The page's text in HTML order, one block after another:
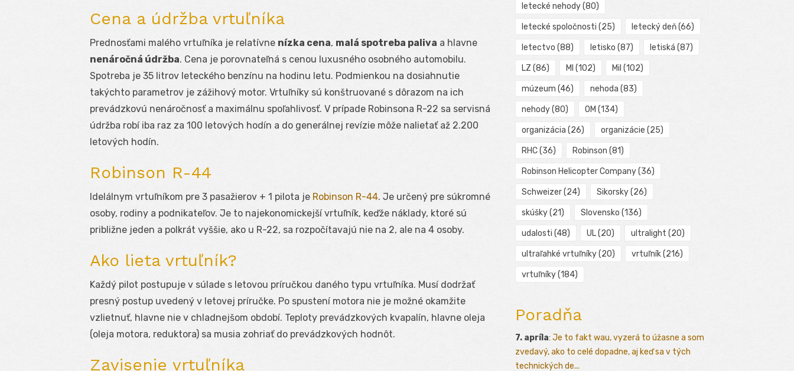
Cena a údržba vrtuľníka
Prednosťami malého vrtuľníka je relatívne nízka cena, malá spotreba paliva a hlavne
nenáročná údržba. Cena je porovnateľná s cenou luxusného osobného automobilu.
Spotreba je 35 litrov leteckého benzínu na hodinu letu. Podmienkou na dosiahnutie
takýchto parametrov je zážihový motor. Vrtuľníky sú konštruované s dôrazom na ich
prevádzkovú nenáročnosť a maximálnu spoľahlivosť. V prípade Robinsona R-22 sa servisná
údržba robí iba raz za 100 letových hodín a do generálnej revízie môže nalietať až 2.200
letových hodín.
Robinson R-44
Idelálnym vrtuľníkom pre 3 pasažierov + 1 pilota je Robinson R-44. Je určený pre súkromné
osoby, rodiny a podnikateľov. Je to najekonomickejší vrtuľník, keďže náklady, ktoré sú
približne jeden a polkrát vyššie, ako u R-22, sa rozpočítavajú nie na 2, ale na 4 osoby.
Ako lieta vrtuľník?
Každý pilot postupuje v súlade s letovou príručkou daného typu vrtuľníka. Musí dodržať
presný postup uvedený v letovej príručke. Po spustení motora nie je možné okamžite
vzlietnuť, hlavne nie v chladnejšom období. Teploty prevádzkových kvapalín, hlavne oleja
(oleja motora, reduktora) sa musia zohriať do prevádzkových hodnôt.
Zavisenie vrtuľníka
letecké nehody(80)
letecké spoločnosti (25) letecký deň(66)
letectvo (88) letisko (87) letiská (87)
LZ (86) MI (102) Mil (102)
múzeum (46) nehoda (83)
nehody(80) OM (134)
organizácia (26) organizácie (25)
RHC(36) Robinson (81)
Robinson Helicopter Company(36)
Schweizer(24) Sikorsky(26)
skúšky(21) Slovensko (136)
udalosti (48) UL(20) ultralight (20)
ultraľahké vrtuľníky(20) vrtuľník(216)
vrtuľníky(184)
Poradňa
7. apríla: Je to fakt wau, vyzerá to úžasne a som
zvedavý, ako to celé dopadne, aj keď sa v tých
technických de...